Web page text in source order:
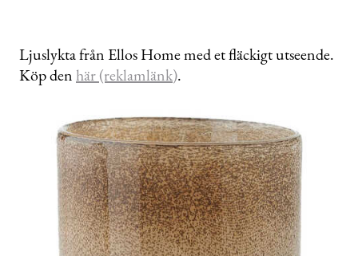
Ljuslykta från Ellos Home med et fläckigt utseende.
Köp denhär (reklamlänk).